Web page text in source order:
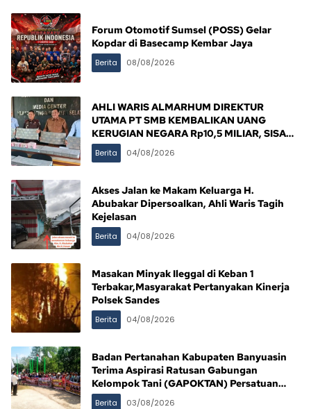
Forum Otomotif Sumsel (POSS) Gelar
Kopdar di Basecamp Kembar Jaya
Berita 08/08/2026
AHLI WARIS ALMARHUM DIREKTUR
UTAMA PT SMB KEMBALIKAN UANG
KERUGIAN NEGARA Rp10,5 MILIAR, SISA
Berita 04/08/2026
Akses Jalan ke Makam Keluarga H.
Abubakar Dipersoalkan, Ahli Waris Tagih
Kejelasan
Berita 04/08/2026
Masakan Minyak Ileggal di Keban 1
Terbakar,Masyarakat Pertanyakan Kinerja
Polsek Sandes
Berita 04/08/2026
Badan Pertanahan Kabupaten Banyuasin
Terima Aspirasi Ratusan Gabungan
Kelompok Tani (GAPOKTAN) Persatuan
Masyarakat Rimba Asam
Berita 03/08/2026